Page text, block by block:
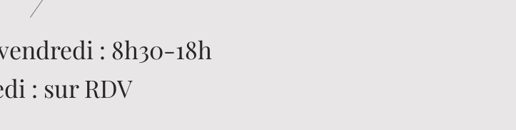
: 8h30-18h
: sur RDV